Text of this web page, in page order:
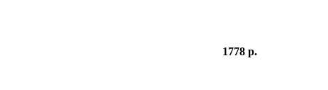
1778 р.